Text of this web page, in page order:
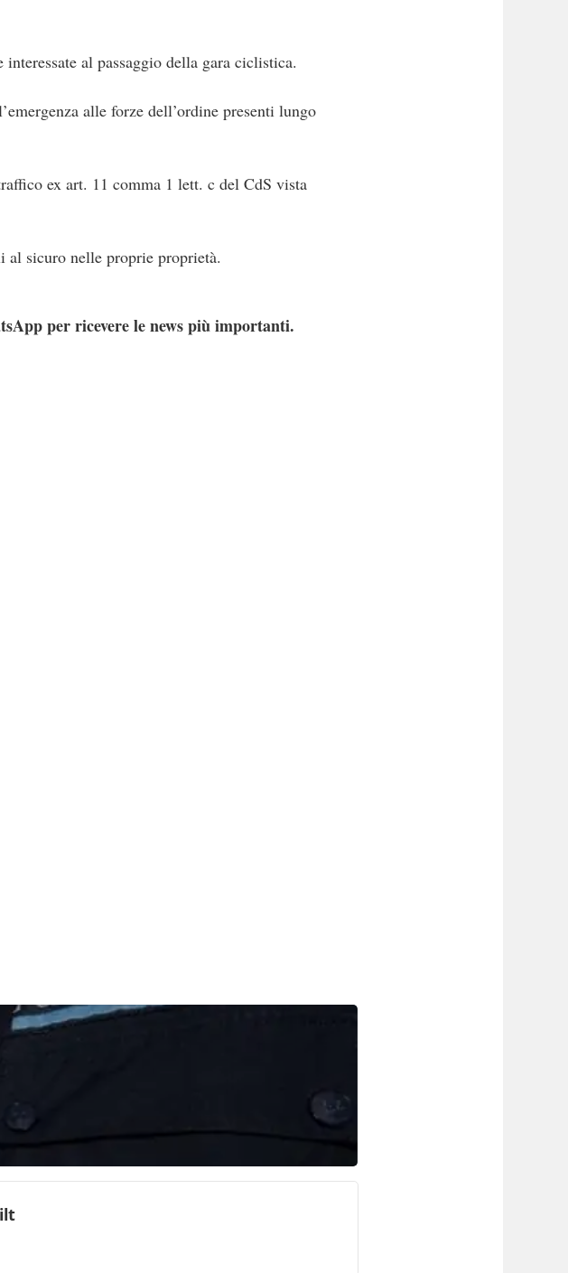
al passaggio della gara ciclistica.
alle forze dell’ordine presenti lungo
ex art. 11 comma 1 lett. c del CdS vista
al sicuro nelle proprie proprietà.
per ricevere le news più importanti.